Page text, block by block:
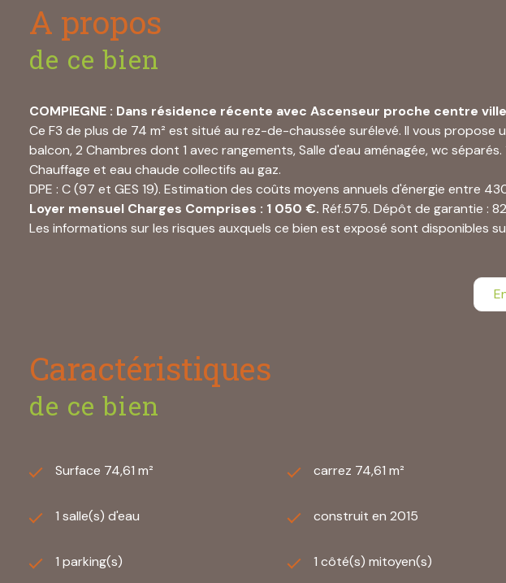
A propos
de ce bien
COMPIEGNE : Dans résidence récente avec Ascenseur proche centre
Ce F3 de plus de 74 m² est situé au rez-de-chaussée surélevé. Il vous
balcon, 2 Chambres dont 1 avec rangements, Salle d'eau aménagée, wc
Chauffage et eau chaude collectifs au gaz.
DPE : C (97 et GES 19). Estimation des coûts moyens annuels d'énergie entre
Loyer mensuel Charges Comprises : 1 050 €. Réf.575. Dépôt de garantie :
Les informations sur les risques auxquels ce bien est exposé sont disponibles
Les informations sur les risques auxquels ce bien est exposé sont disponibles
Caractéristiques
de ce bien
Surface 74,61 m² carrez 74,61 m²
1 salle(s) d'eau construit en 2015
1 parking(s) 1 côté(s) mitoyen(s)